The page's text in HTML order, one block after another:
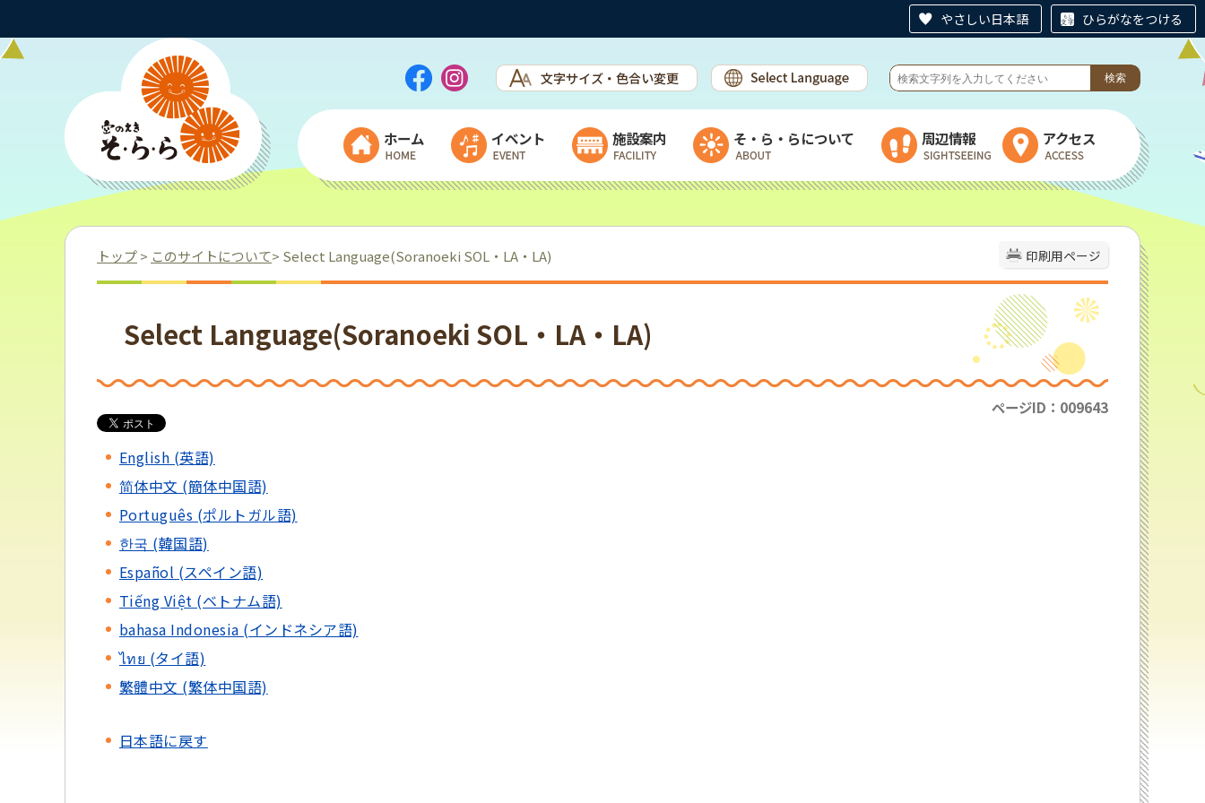
やさしい日本語 ひらがなをつける
ホーム イベント
露店＆ワークショップ出店者募集
施設案内
チャレンジショップ棟
乳製品加工施設＆ヨーグルトハウス
そ・ら・らについて 周辺情報 アクセス
印刷用ページ
トップ> このサイトについて> Select Language(Soranoeki SOL・LA・LA)
Select Language(Soranoeki SOL・LA・LA)
ページID：009643
English (英語)
简体中文 (簡体中国語)
Português (ポルトガル語)
한국 (韓国語)
Español (スペイン語)
Tiếng Việt (ベトナム語)
bahasa Indonesia (インドネシア語)
ไทย (タイ語)
繁體中文 (繁体中国語)
日本語に戻す